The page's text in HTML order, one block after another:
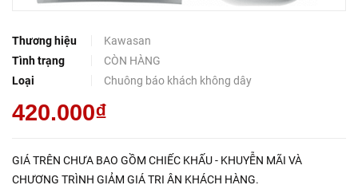
Thương hiệu
Kawasan
Tình trạng
CÒN HÀNG
Loại
Chuông báo khách không dây
420.000₫
GIÁ TRÊN CHƯA BAO GỒM CHIẾC KHẤU - KHUYỄN MÃI VÀ
CHƯƠNG TRÌNH GIẢM GIÁ TRI ÂN KHÁCH HÀNG.